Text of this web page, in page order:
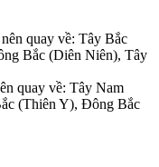
quay về: Tây Bắc
Bắc (Diên Niên), Tây
quay về: Tây Nam
(Thiên Y), Đông Bắc